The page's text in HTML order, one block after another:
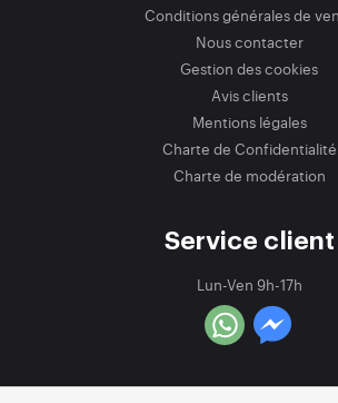
Conditions générales de
Nous contacter
Gestion des cookies
Avis clients
Mentions légales
Charte de Confidentialité
Charte de modération
Service client
Lun-Ven 9h-17h